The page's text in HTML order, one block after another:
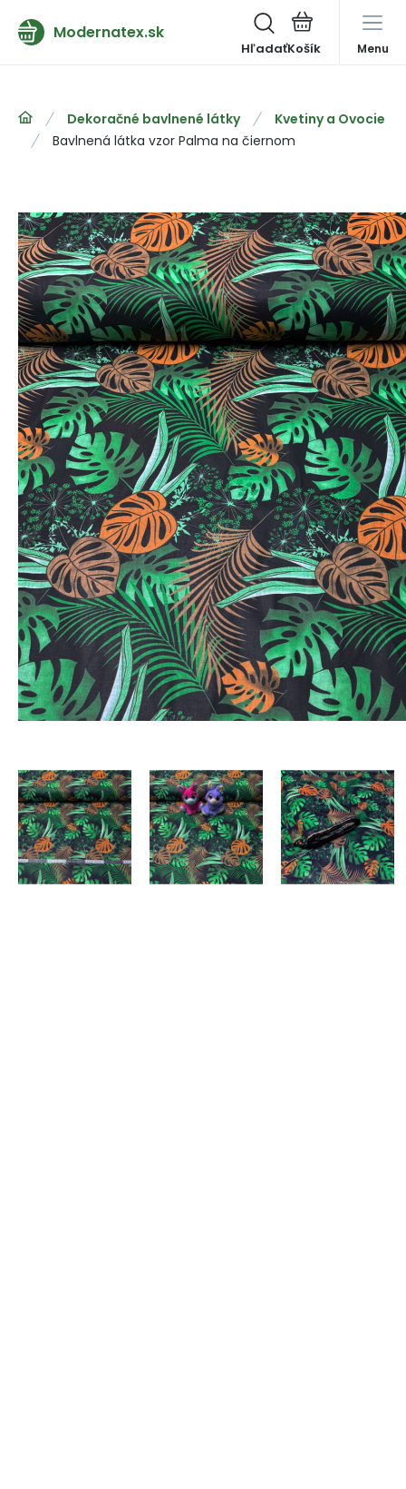
Modernatex.sk
Hľadať Menu
Dekoračné bavlnené látky
Kvetiny a Ovocie
Bavlnená látka vzor Palma na čiernom